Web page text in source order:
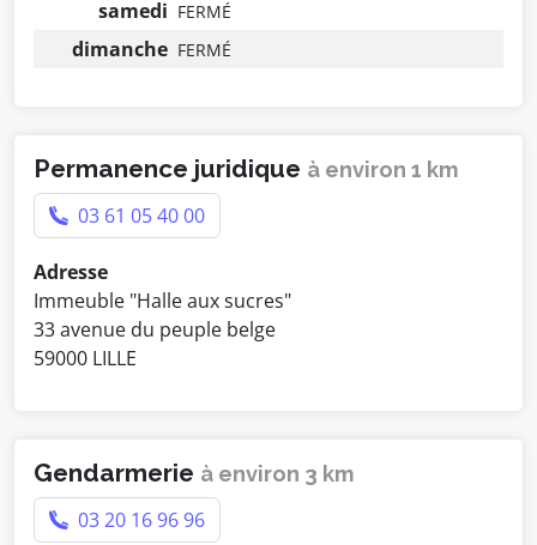
samedi FERMÉ
dimanche FERMÉ
Permanence juridique à environ 1 km
03 61 05 40 00
Adresse
Immeuble "Halle aux sucres"
33 avenue du peuple belge
59000 LILLE
Gendarmerie à environ 3 km
03 20 16 96 96